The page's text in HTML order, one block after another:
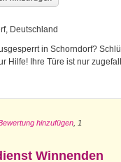
Deutschland
in Schorndorf?
Hilfe! Ihre Türe ist nur
hinzufügen , 1
Winnenden